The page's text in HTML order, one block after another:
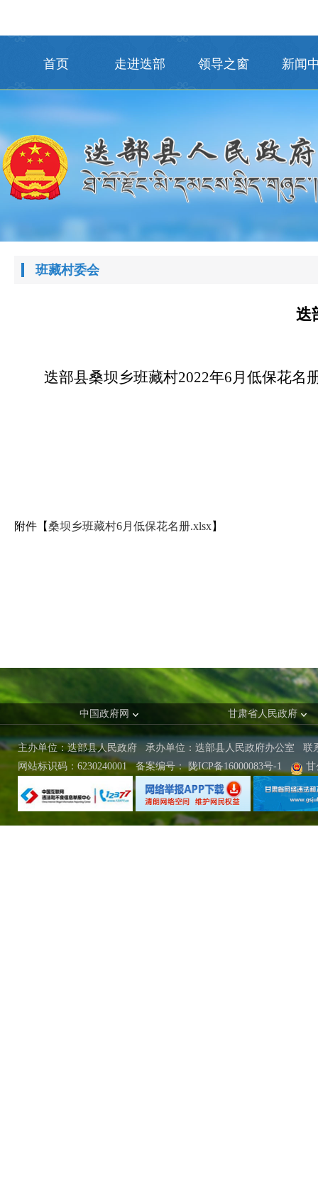
首页 走进迭部 领导之窗 新闻
班藏村委会
迭
迭部县桑坝乡班藏村2022年6月低保花名
附件【桑坝乡班藏村6月低保花名册.xlsx】
中国政府网 甘肃省人民政府
主办单位：迭部县人民政府 承办单位：迭部县人民政府办公室 联
网站标识码：6230240001
备案编号： 陇ICP备16000083号-1 甘